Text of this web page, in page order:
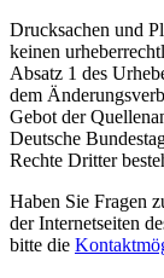
Drucksachen und
keinen
Absatz 1 des
dem
Gebot der
Deutsche
Rechte Dritter
Haben Sie Fragen
der Internetseiten
bitte die